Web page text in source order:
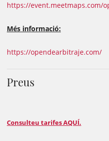
https://event.meetmaps.com/
Més informació:
https://opendearbitraje.com/
Preus
Consulteu tarifes AQUÍ.